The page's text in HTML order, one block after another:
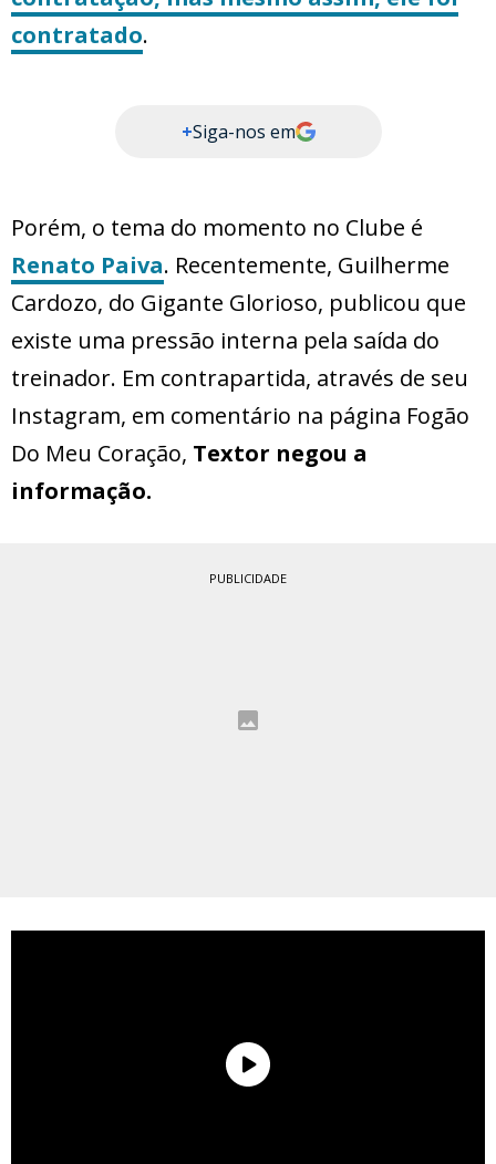
contratado.
+Siga-nos em
Porém, o tema do momento no Clube é
Renato Paiva. Recentemente, Guilherme
Cardozo, do Gigante Glorioso, publicou que
existe uma pressão interna pela saída do
treinador. Em contrapartida, através de seu
Instagram, em comentário na página Fogão
Do Meu Coração, Textor negou a
informação.
PUBLICIDADE